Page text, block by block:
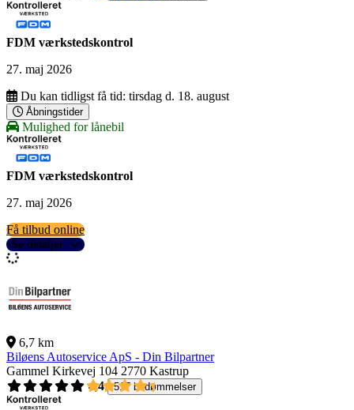
FDM værkstedskontrol
27. maj 2026
Du kan tidligst få tid: tirsdag d. 18. august
Åbningstider
Mulighed for lånebil
FDM værkstedskontrol
27. maj 2026
Få tilbud online
Se detaljer
6,7 km
Biløens Autoservice ApS - Din Bilpartner
Gammel Kirkevej 104 2770 Kastrup
4,4
517 bedømmelser